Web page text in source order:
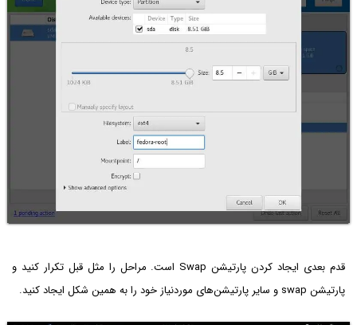
قدم بعدی ایجاد کردن پارتیشن Swap است. مراحل را مثل قبل تکرار کنید و
پارتیشن‌ swap و سایر پارتیشن‌های موردنیاز خود را به همین شکل ایجاد کنید.